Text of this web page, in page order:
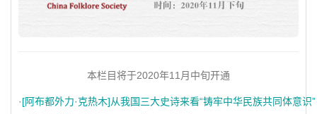
本栏目将于2020年11月中旬开通
·[阿布都外力·克热木]从我国三大史诗来看“铸牢中华民族共同体意识”